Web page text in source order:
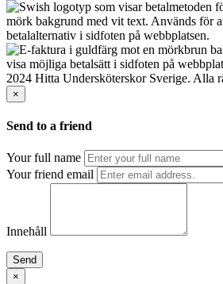
2024 Hitta Undersköterskor Sverige. Alla
×
Send to a friend
Your full name
Your friend email
Innehåll
Send
×